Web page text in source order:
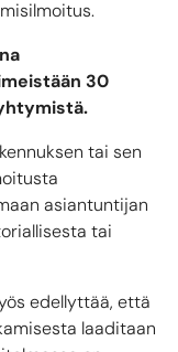
30
tai sen
asiantuntijan
tai
edellyttää, että
laaditaan